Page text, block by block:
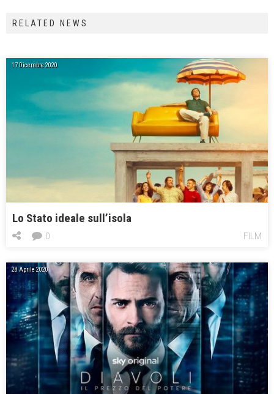
RELATED NEWS
17 Dicembre 2020
Lo Stato ideale sull’isola
FILM
0
28 Aprile 2020